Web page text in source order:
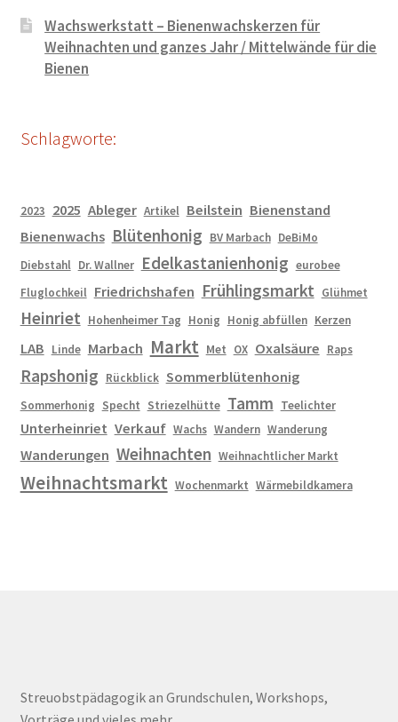
Wachswerkstatt – Bienenwachskerzen für
Weihnachten und ganzes Jahr / Mittelwände für die
Bienen
Schlagworte:
2023 2025 Ableger Artikel Beilstein Bienenstand
Bienenwachs Blütenhonig BV Marbach DeBiMo
Diebstahl Dr. Wallner Edelkastanienhonig eurobee
Fluglochkeil Friedrichshafen Frühlingsmarkt Glühmet
Heinriet Hohenheimer Tag Honig Honig abfüllen Kerzen
LAB Linde Marbach Markt Met OX Oxalsäure Raps
Rapshonig Rückblick Sommerblütenhonig
Sommerhonig Specht Striezelhütte Tamm Teelichter
Unterheinriet Verkauf Wachs Wandern Wanderung
Wanderungen Weihnachten Weihnachtlicher Markt
Weihnachtsmarkt Wochenmarkt Wärmebildkamera
Streuobstpädagogik an Grundschulen, Workshops,